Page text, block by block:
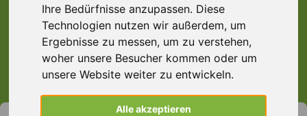
Ihre Bedürfnisse anzupassen. Diese
Technologien nutzen wir außerdem, um
Ergebnisse zu messen, um zu verstehen,
woher unsere Besucher kommen oder um
unsere Website weiter zu entwickeln.
Alle akzeptieren
> Alle Jobs anzeigen.